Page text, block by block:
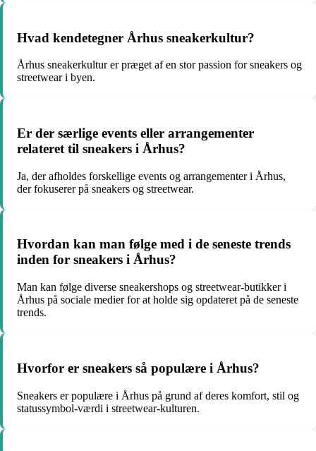
Hvad kendetegner Århus sneakerkultur?
Århus sneakerkultur er præget af en stor passion for sneakers og
streetwear i byen.
Er der særlige events eller arrangementer
relateret til sneakers i Århus?
Ja, der afholdes forskellige events og arrangementer i Århus,
der fokuserer på sneakers og streetwear.
Hvordan kan man følge med i de seneste trends
inden for sneakers i Århus?
Man kan følge diverse sneakershops og streetwear-butikker i
Århus på sociale medier for at holde sig opdateret på de seneste
trends.
Hvorfor er sneakers så populære i Århus?
Sneakers er populære i Århus på grund af deres komfort, stil og
statussymbol-værdi i streetwear-kulturen.